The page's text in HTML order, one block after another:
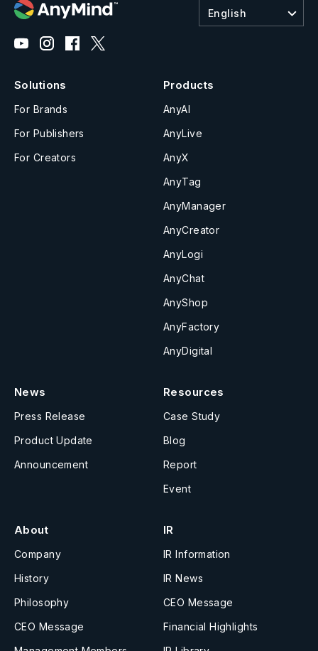
English
Solutions
For Brands
For Publishers
For Creators
Products
AnyAI
AnyLive
AnyX
AnyTag
AnyManager
AnyCreator
AnyLogi
AnyChat
AnyShop
AnyFactory
AnyDigital
News
Press Release
Product Update
Announcement
Resources
Case Study
Blog
Report
Event
About
Company
History
Philosophy
CEO Message
IR
IR Information
IR News
CEO Message
Financial Highlights